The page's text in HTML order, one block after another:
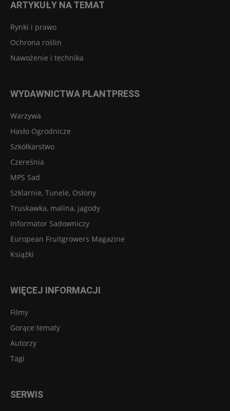
ARTYKUŁY NA TEMAT
Rynki i prawo
Ochrona roślin
Nawożenie i technika
WYDAWNICTWA PLANTPRESS
Warzywa
Hasło Ogrodnicze
Szkółkarstwo
Czereśnia
MPS Sad
Szklarnie, Tunele, Osłony
Truskawka, malina, jagody
Informator Sadowniczy
European Fruitgrowers Magazine
Książki
WIĘCEJ INFORMACJI
Filmy
Gorące tematy
Autorzy
Tagi
SERWIS